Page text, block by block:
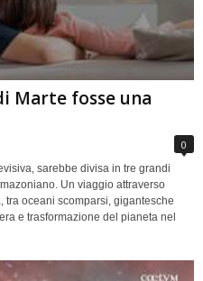
Marte fosse una
0
sarebbe divisa in tre grandi
Un viaggio attraverso
oceani scomparsi, gigantesche
e trasformazione del pianeta nel